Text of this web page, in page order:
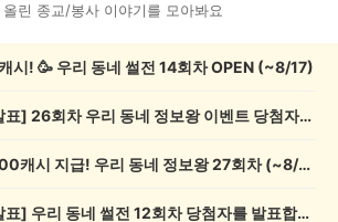
린 종교/봉사 이야기를 모아봐요
시! 🥳 우리 동네 썰전 14회차 OPEN (~8/17)
💰[당첨자 발표] 26회차 우리 동네 정보왕 이벤트 당첨자를 발표합니다!
💸 전원 2,000캐시 지급! 우리 동네 정보왕 27회차 (~8/10)
💰[당첨자 발표] 우리 동네 썰전 12회차 당첨자를 발표합니다!